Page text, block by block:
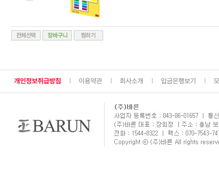
개인정보취급방침 이용약관 회사소개 입금은행보기